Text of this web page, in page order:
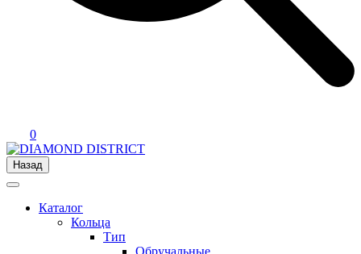
0
Назад
Каталог
Кольца
Тип
Обручальные